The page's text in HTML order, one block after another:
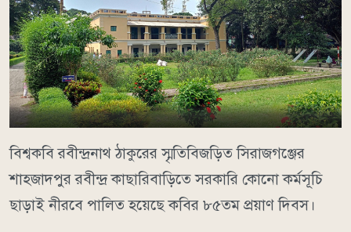
বিশ্বকবি রবীন্দ্রনাথ ঠাকুরের স্মৃতিবিজড়িত সিরাজগঞ্জের
শাহজাদপুর রবীন্দ্র কাছারিবাড়িতে সরকারি কোনো কর্মসূচি
ছাড়াই নীরবে পালিত হয়েছে কবির ৮৫তম প্রয়াণ দিবস।